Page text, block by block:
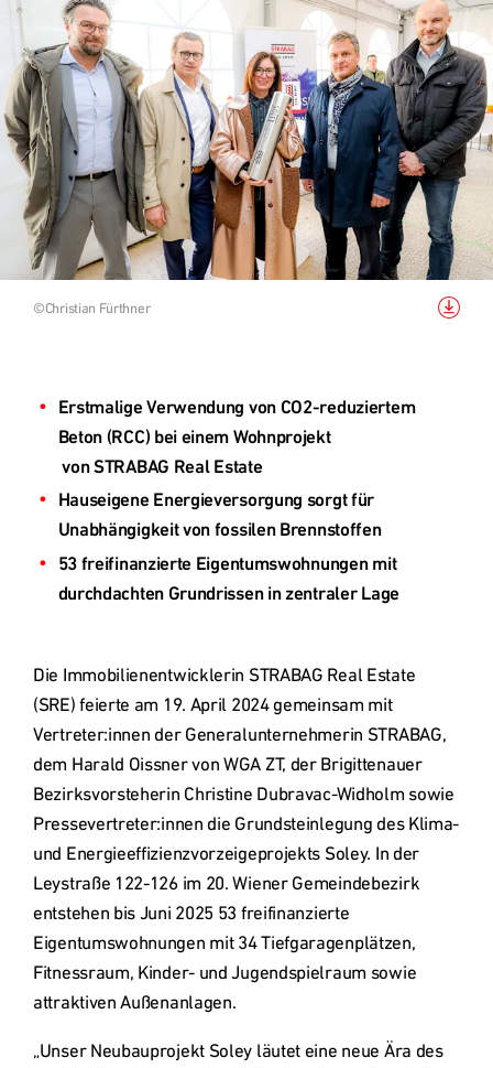
Grundstücksankauf
Top Links
Quartiersentwicklung
Forschungsprojekt RCC2
Österreich
Deutschland
Österreich
republika
Polska
Slovensko
International
(english)
©Christian Fürthner
Erstmalige Verwendung von CO2-reduziertem
Beton (RCC) bei einem Wohnprojekt
Hauseigene Energieversorgung sorgt für
Unabhängigkeit von fossilen Brennstoffen
53 freifinanzierte Eigentumswohnungen mit
Die Immobilienentwicklerin STRABAG Real Estate
(SRE) feierte am 19. April 2024 gemeinsam mit
Vertreter:innen der Generalunternehmerin STRABAG,
dem Harald Oissner von WGA ZT, der Brigittenauer
Bezirksvorsteherin Christine Dubravac-Widholm sowie
Pressevertreter:innen die Grundsteinlegung des Klima-
und Energieeffizienzvorzeigeprojekts Soley. In der
Leystraße 122-126 im 20. Wiener Gemeindebezirk
entstehen bis Juni 2025 53 freifinanzierte
Eigentumswohnungen mit 34 Tiefgaragenplätzen,
Fitnessraum, Kinder- und Jugendspielraum sowie
attraktiven Außenanlagen.
„Unser Neubauprojekt Soley läutet eine neue Ära des